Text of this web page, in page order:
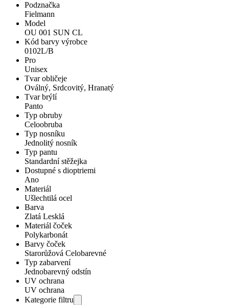
Podznačka
Fielmann
Model
OU 001 SUN CL
Kód barvy výrobce
0102L/B
Pro
Unisex
Tvar obličeje
Oválný, Srdcovitý, Hranatý
Tvar brýlí
Panto
Typ obruby
Celoobruba
Typ nosníku
Jednolitý nosník
Typ pantu
Standardní stěžejka
Dostupné s dioptriemi
Ano
Materiál
Ušlechtilá ocel
Barva
Zlatá Lesklá
Materiál čoček
Polykarbonát
Barvy čoček
Starorůžová Celobarevné
Typ zabarvení
Jednobarevný odstín
UV ochrana
UV ochrana
Kategorie filtru